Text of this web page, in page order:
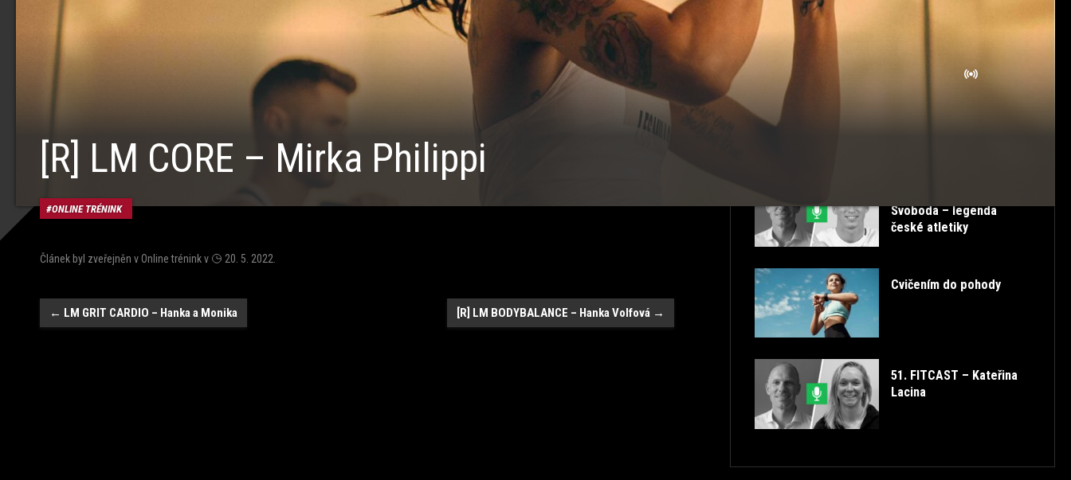
[R] LM CORE – Mirka Philippi
ONLINE TRÉNINK
Článek byl zveřejněn vOnline tréninkv 20. 5. 2022
Navigace
← LM GRIT CARDIO – Hanka a Monika [R] LM BODYBALANCE – Hanka Volfová →
ROZCVIČKA
TANEC
TRENDY
ZDRAVÁ ZÁDA
Svoboda – legenda
české atletiky
Cvičením do pohody
51. FITCAST – Kateřina
Lacina